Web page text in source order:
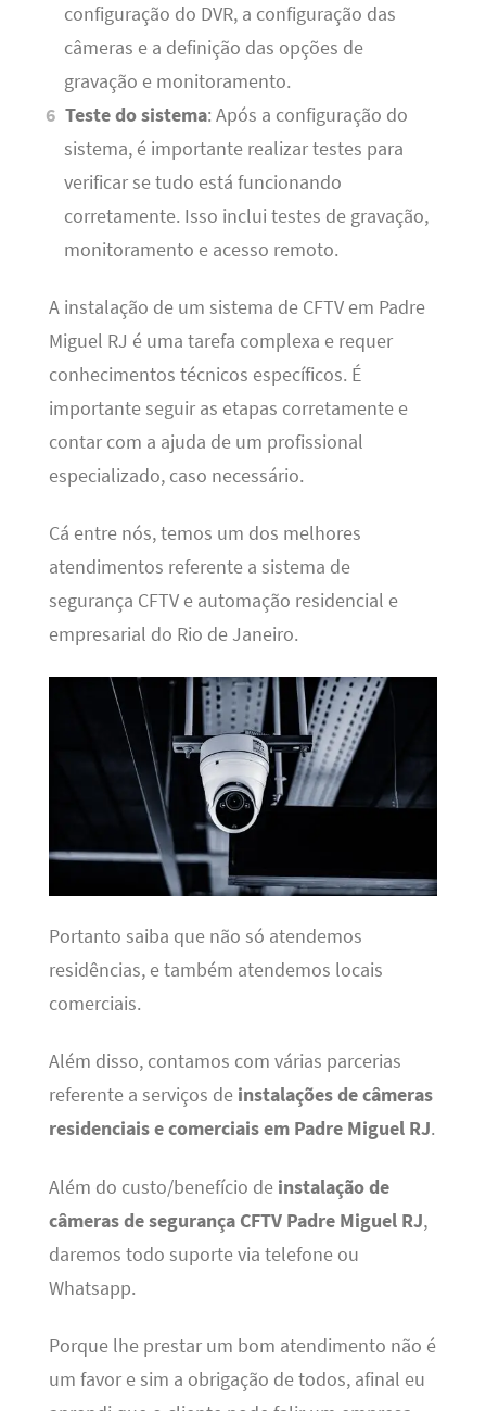
configuração do DVR, a configuração das
câmeras e a definição das opções de
gravação e monitoramento.
Teste do sistema: Após a configuração do
sistema, é importante realizar testes para
verificar se tudo está funcionando
corretamente. Isso inclui testes de gravação,
monitoramento e acesso remoto.
A instalação de um sistema de CFTV em Padre
Miguel RJ é uma tarefa complexa e requer
conhecimentos técnicos específicos. É
importante seguir as etapas corretamente e
contar com a ajuda de um profissional
especializado, caso necessário.
Cá entre nós, temos um dos melhores
atendimentos referente a sistema de
segurança CFTV e automação residencial e
empresarial do Rio de Janeiro.
Portanto saiba que não só atendemos
residências, e também atendemos locais
comerciais.
Além disso, contamos com várias parcerias
referente a serviços de instalações de câmeras
residenciais e comerciais em Padre Miguel RJ.
Além do custo/benefício de instalação de
câmeras de segurança CFTV Padre Miguel RJ,
daremos todo suporte via telefone ou
Whatsapp.
Porque lhe prestar um bom atendimento não é
um favor e sim a obrigação de todos, afinal eu